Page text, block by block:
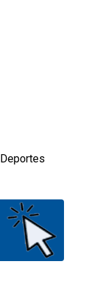
Deportes